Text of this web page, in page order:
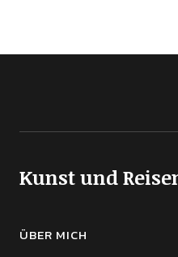
Kunst und
ÜBER MICH